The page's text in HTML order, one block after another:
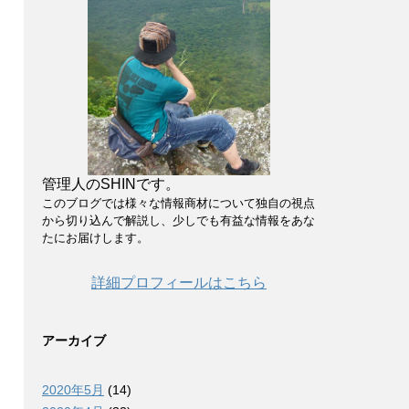
管理人のSHINです。
このブログでは様々な情報商材について独自の視点
から切り込んで解説し、少しでも有益な情報をあな
たにお届けします。
詳細プロフィールはこちら
アーカイブ
2020年5月 (14)